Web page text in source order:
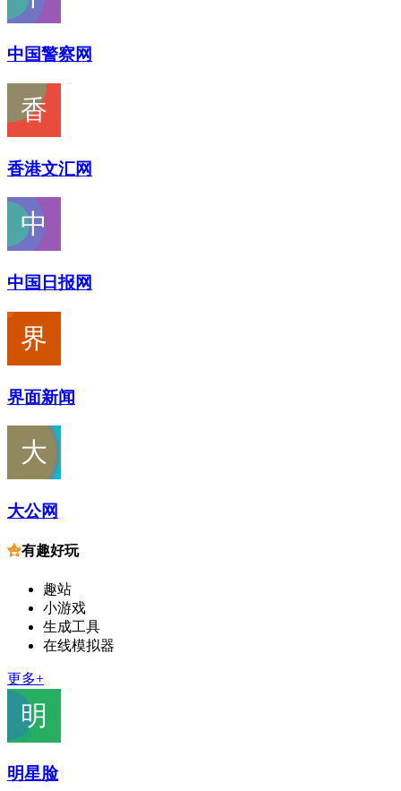
中国警察网
香港文汇网
中国日报网
界面新闻
大公网
有趣好玩
趣站
小游戏
生成工具
在线模拟器
更多+
明星脸